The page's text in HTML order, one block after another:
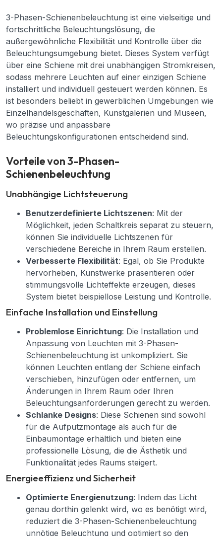
3-Phasen-Schienenbeleuchtung ist eine vielseitige und
fortschrittliche Beleuchtungslösung, die
außergewöhnliche Flexibilität und Kontrolle über die
Beleuchtungsumgebung bietet. Dieses System verfügt
über eine Schiene mit drei unabhängigen Stromkreisen,
sodass mehrere Leuchten auf einer einzigen Schiene
installiert und individuell gesteuert werden können. Es
ist besonders beliebt in gewerblichen Umgebungen wie
Einzelhandelsgeschäften, Kunstgalerien und Museen,
wo präzise und anpassbare
Beleuchtungskonfigurationen entscheidend sind.
Vorteile von 3-Phasen-
Schienenbeleuchtung
Unabhängige Lichtsteuerung
Benutzerdefinierte Lichtszenen: Mit der
Möglichkeit, jeden Schaltkreis separat zu steuern,
können Sie individuelle Lichtszenen für
verschiedene Bereiche in Ihrem Raum erstellen.
Verbesserte Flexibilität: Egal, ob Sie Produkte
hervorheben, Kunstwerke präsentieren oder
stimmungsvolle Lichteffekte erzeugen, dieses
System bietet beispiellose Leistung und Kontrolle.
Einfache Installation und Einstellung
Problemlose Einrichtung: Die Installation und
Anpassung von Leuchten mit 3-Phasen-
Schienenbeleuchtung ist unkompliziert. Sie
können Leuchten entlang der Schiene einfach
verschieben, hinzufügen oder entfernen, um
Änderungen in Ihrem Raum oder Ihren
Beleuchtungsanforderungen gerecht zu werden.
Schlanke Designs: Diese Schienen sind sowohl
für die Aufputzmontage als auch für die
Einbaumontage erhältlich und bieten eine
professionelle Lösung, die die Ästhetik und
Funktionalität jedes Raums steigert.
Energieeffizienz und Sicherheit
Optimierte Energienutzung: Indem das Licht
genau dorthin gelenkt wird, wo es benötigt wird,
reduziert die 3-Phasen-Schienenbeleuchtung
unnötige Beleuchtung und optimiert so den